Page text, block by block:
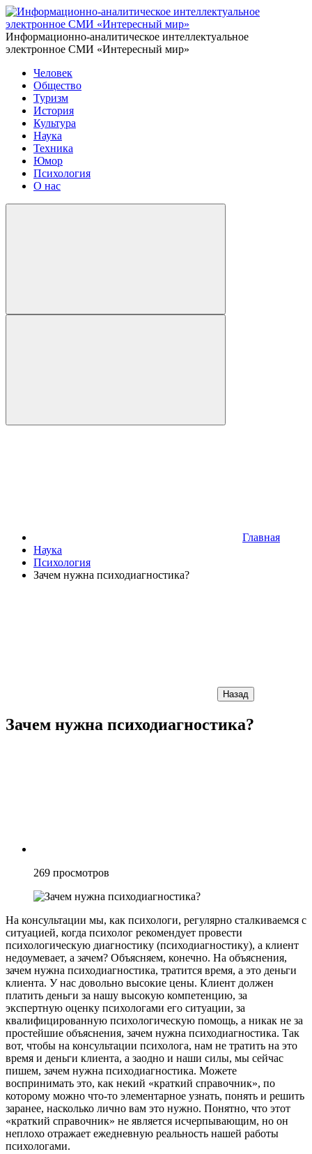
Информационно-аналитическое интеллектуальное
электронное СМИ «Интересный мир»
Человек
Общество
Туризм
История
Культура
Наука
Техника
Юмор
Психология
О нас
Главная
Наука
Психология
Зачем нужна психодиагностика?
Назад
Зачем нужна психодиагностика?
269 просмотров
На консультации мы, как психологи, регулярно сталкиваемся с
ситуацией, когда психолог рекомендует провести
психологическую диагностику (психодиагностику), а клиент
недоумевает, а зачем? Объясняем, конечно. На объяснения,
зачем нужна психодиагностика, тратится время, а это деньги
клиента. У нас довольно высокие цены. Клиент должен
платить деньги за нашу высокую компетенцию, за
экспертную оценку психологами его ситуации, за
квалифицированную психологическую помощь, а никак не за
простейшие объяснения, зачем нужна психодиагностика. Так
вот, чтобы на консультации психолога, нам не тратить на это
время и деньги клиента, а заодно и наши силы, мы сейчас
пишем, зачем нужна психодиагностика. Можете
воспринимать это, как некий «краткий справочник», по
которому можно что-то элементарное узнать, понять и решить
заранее, насколько лично вам это нужно. Понятно, что этот
«краткий справочник» не является исчерпывающим, но он
неплохо отражает ежедневную реальность нашей работы
психологами.